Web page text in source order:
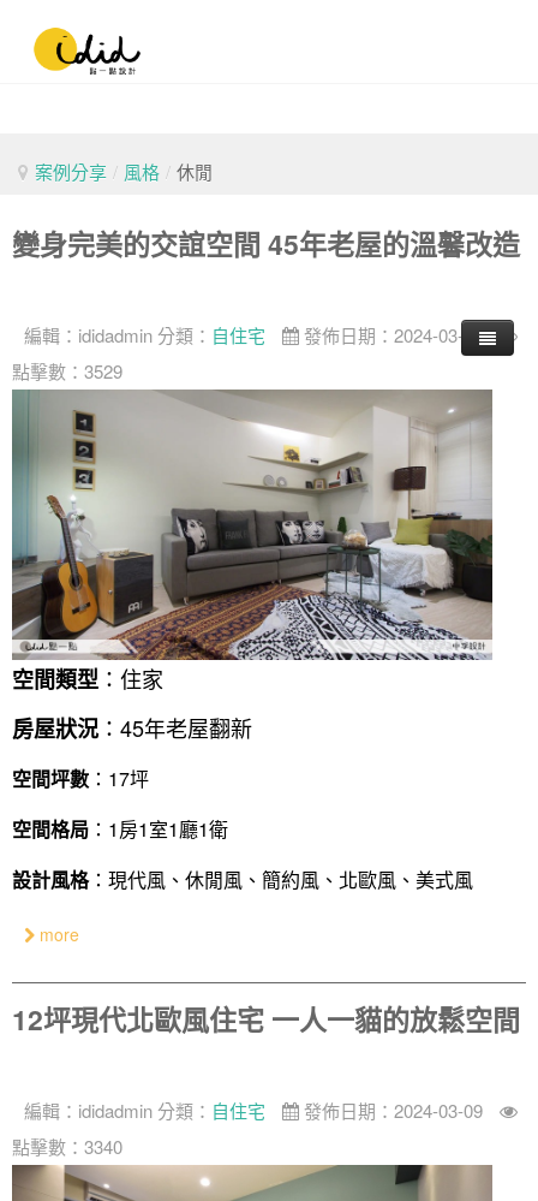
案例分享 / 風格 / 休閒
變身完美的交誼空間 45年老屋的溫馨改造
編輯： ididadmin 分類： 自住宅
發佈日期：2024-03-09
點擊數：3529
空間類型 ：住家
房屋狀況 ：45年老屋翻新
空間坪數 ：17坪
空間格局 ：1房1室1廳1衛
設計風格：現代風、休閒風、簡約風、北歐風、美式風
more
12坪現代北歐風住宅 一人一貓的放鬆空間
編輯： ididadmin 分類： 自住宅
發佈日期：2024-03-09
點擊數：3340
如何使用點一點
我要裝潢
案例分享
人氣推薦